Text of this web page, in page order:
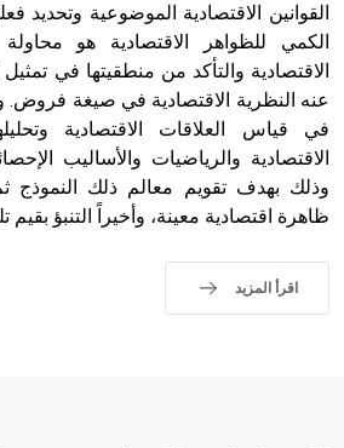
القوانين الاقتصادية الموضوعية وتحديد
الكمي للظواهر الاقتصادية هو
الاقتصادية والتأكد من منطقيتها في تمثيل
عنه النظرية الاقتصادية في صيغة فروض.
في قياس العلاقات الاقتصادية
الاقتصادية والرياضيات والأساليب
وذلك بهدف تقويم معالم ذلك النموذج
ظاهرة اقتصادية معينة، وأخيراً التنبؤ بقيم
اقرأ المزيد